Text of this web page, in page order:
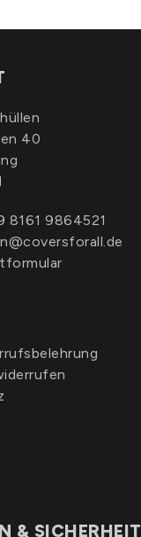
40
8161 9864521
& SICHERHEIT